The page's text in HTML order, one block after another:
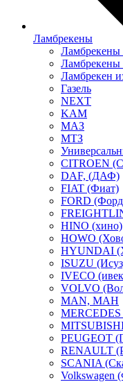
Ламбрекены
Ламбрекены
Ламбрекен
Газель
NEXT
KAM
МАЗ
МТЗ
CITROEN
DAF, (ДАФ)
FIAT (Фиат)
FORD
HINO (хино)
HOWO
HYUNDAI
ISUZU
IVECO
VOLVO
MAN, МАН
MERCEDES
PEUGEOT
RENAULT
SCANIA
Volkswagen